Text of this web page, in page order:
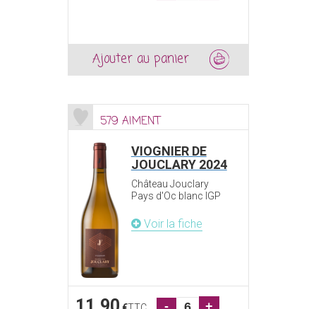
Ajouter au panier
579 AIMENT
VIOGNIER DE
JOUCLARY 2024
Château Jouclary
Pays d'Oc blanc IGP
Voir la fiche
- +